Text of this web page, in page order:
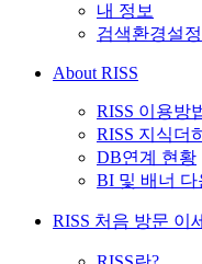
내 정보
검색환경설정
About RISS
RISS 이용방
RISS 지식더
DB연계 현황
BI 및 배너 다
RISS 처음 방문 이